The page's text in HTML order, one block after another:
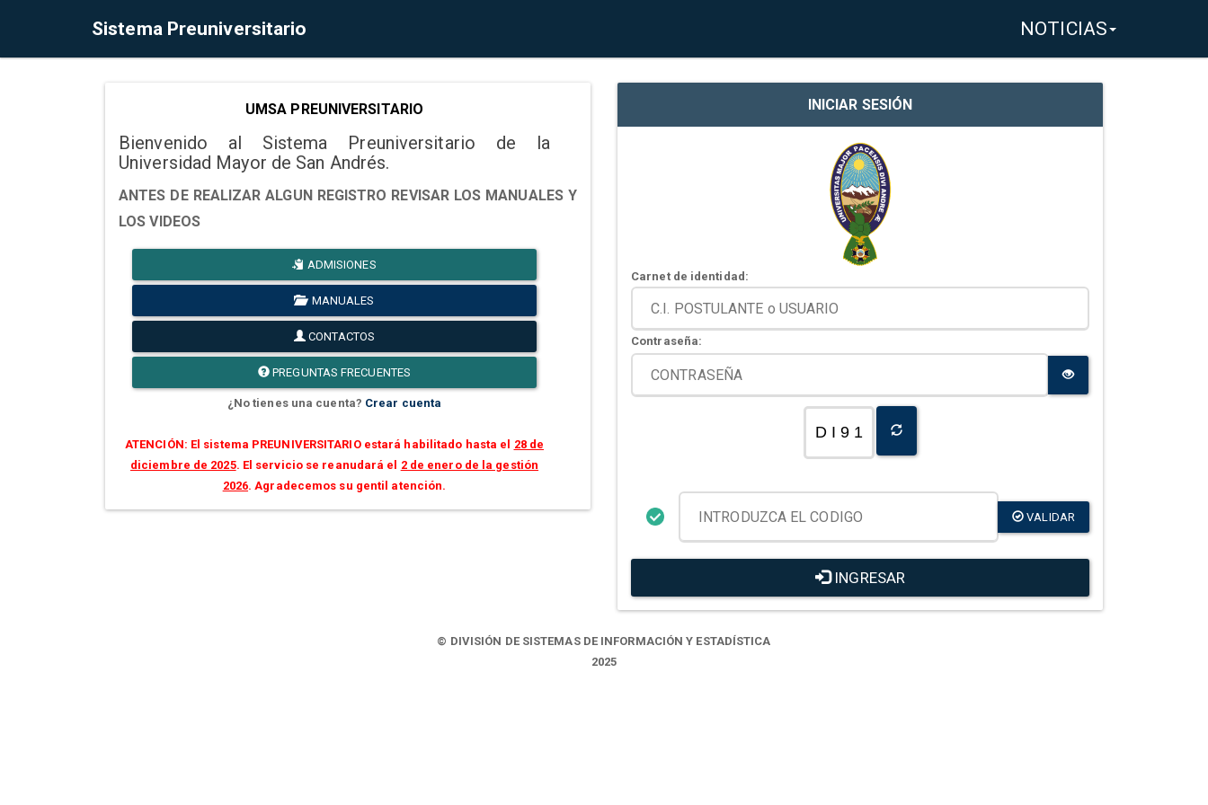
Sistema Preuniversitario NOTICIAS
UMSA PREUNIVERSITARIO
Bienvenido al Sistema Preuniversitario de la
Universidad Mayor de San Andrés.
ANTES DE REALIZAR ALGUN REGISTRO REVISAR LOS MANUALES Y
LOS VIDEOS
ADMISIONES
MANUALES
CONTACTOS
PREGUNTAS FRECUENTES
¿No tienes una cuenta? Crear cuenta
ATENCIÓN: El sistema PREUNIVERSITARIO estará habilitado hasta el 28 de
diciembre de 2025. El servicio se reanudará el 2 de enero de la gestión
2026. Agradecemos su gentil atención.
INICIAR SESIÓN
Carnet de identidad:
Contraseña:
D I 9 1
VALIDAR
INGRESAR
© DIVISIÓN DE SISTEMAS DE INFORMACIÓN Y ESTADÍSTICA
2025